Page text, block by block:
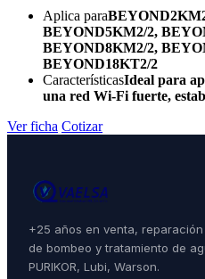
Aplica para
BEYOND5KM2/2,
BEYOND8KM2/2,
BEYOND18KT2/2
CaracterísticasIdeal para
una red Wi-Fi fuerte,
Ver ficha Cotizar
+25 años en venta,
de bombeo y tratamiento de
PURIKOR, Lubi, Warson.